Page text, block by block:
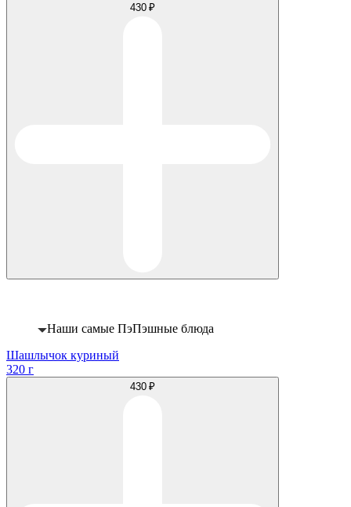
430 ₽
Наши самые ПэПэшные блюда
Шашлычок куриный
320 г
430 ₽